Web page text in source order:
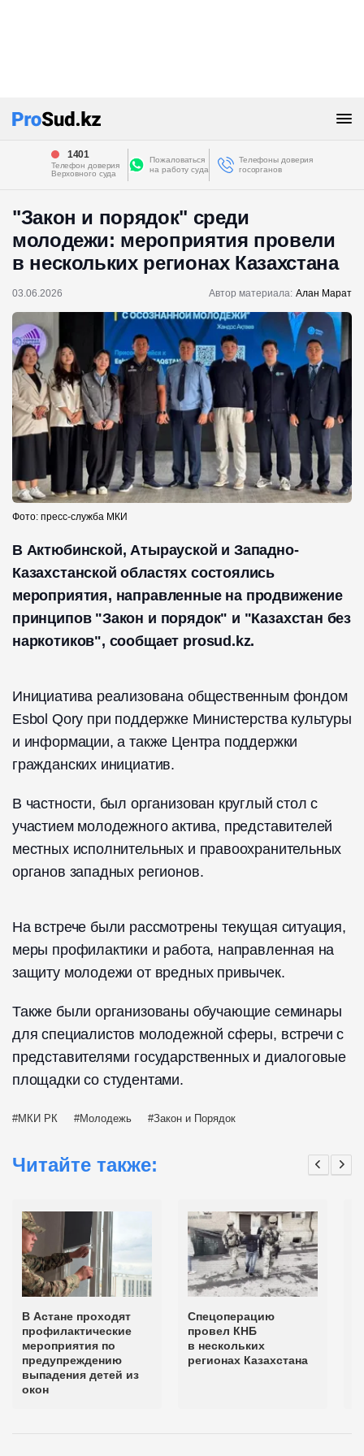
1401
Телефон доверия
Верховного суда
Пожаловаться
на работу суда
Телефоны доверия
госорганов
"Закон и порядок" среди
молодежи: мероприятия провели
в нескольких регионах Казахстана
03.06.2026 Автор материала: Алан Марат
Фото: пресс-служба МКИ
В Актюбинской, Атырауской и Западно-
Казахстанской областях состоялись
мероприятия, направленные на продвижение
принципов "Закон и порядок" и "Казахстан без
наркотиков", сообщает prosud.kz.
Инициатива реализована общественным фондом
Esbol Qory при поддержке Министерства культуры
и информации, а также Центра поддержки
гражданских инициатив.
В частности, был организован круглый стол с
участием молодежного актива, представителей
местных исполнительных и правоохранительных
органов западных регионов.
На встрече были рассмотрены текущая ситуация,
меры профилактики и работа, направленная на
защиту молодежи от вредных привычек.
Также были организованы обучающие семинары
для специалистов молодежной сферы, встречи с
представителями государственных и диалоговые
площадки со студентами.
МКИ РК Молодежь Закон и Порядок
Читайте также:
В Астане проходят
профилактические
мероприятия по
предупреждению
выпадения детей из
окон
Спецоперацию
провел КНБ
в нескольких
регионах Казахстана